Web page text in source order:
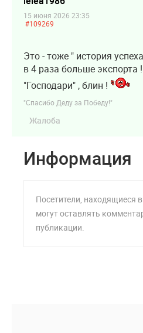
15 июня 2026 23:35
#109269
Это - тоже " история
в 4 раза больше экспорта !
"Господари" , блин !
"Спасибо Деду за Победу!"
Жалоба
Информация
Посетители, находящиеся
могут оставлять
публикации.